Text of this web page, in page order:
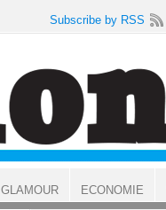
Subscribe by RSS
GLAMOUR ECONOMIE